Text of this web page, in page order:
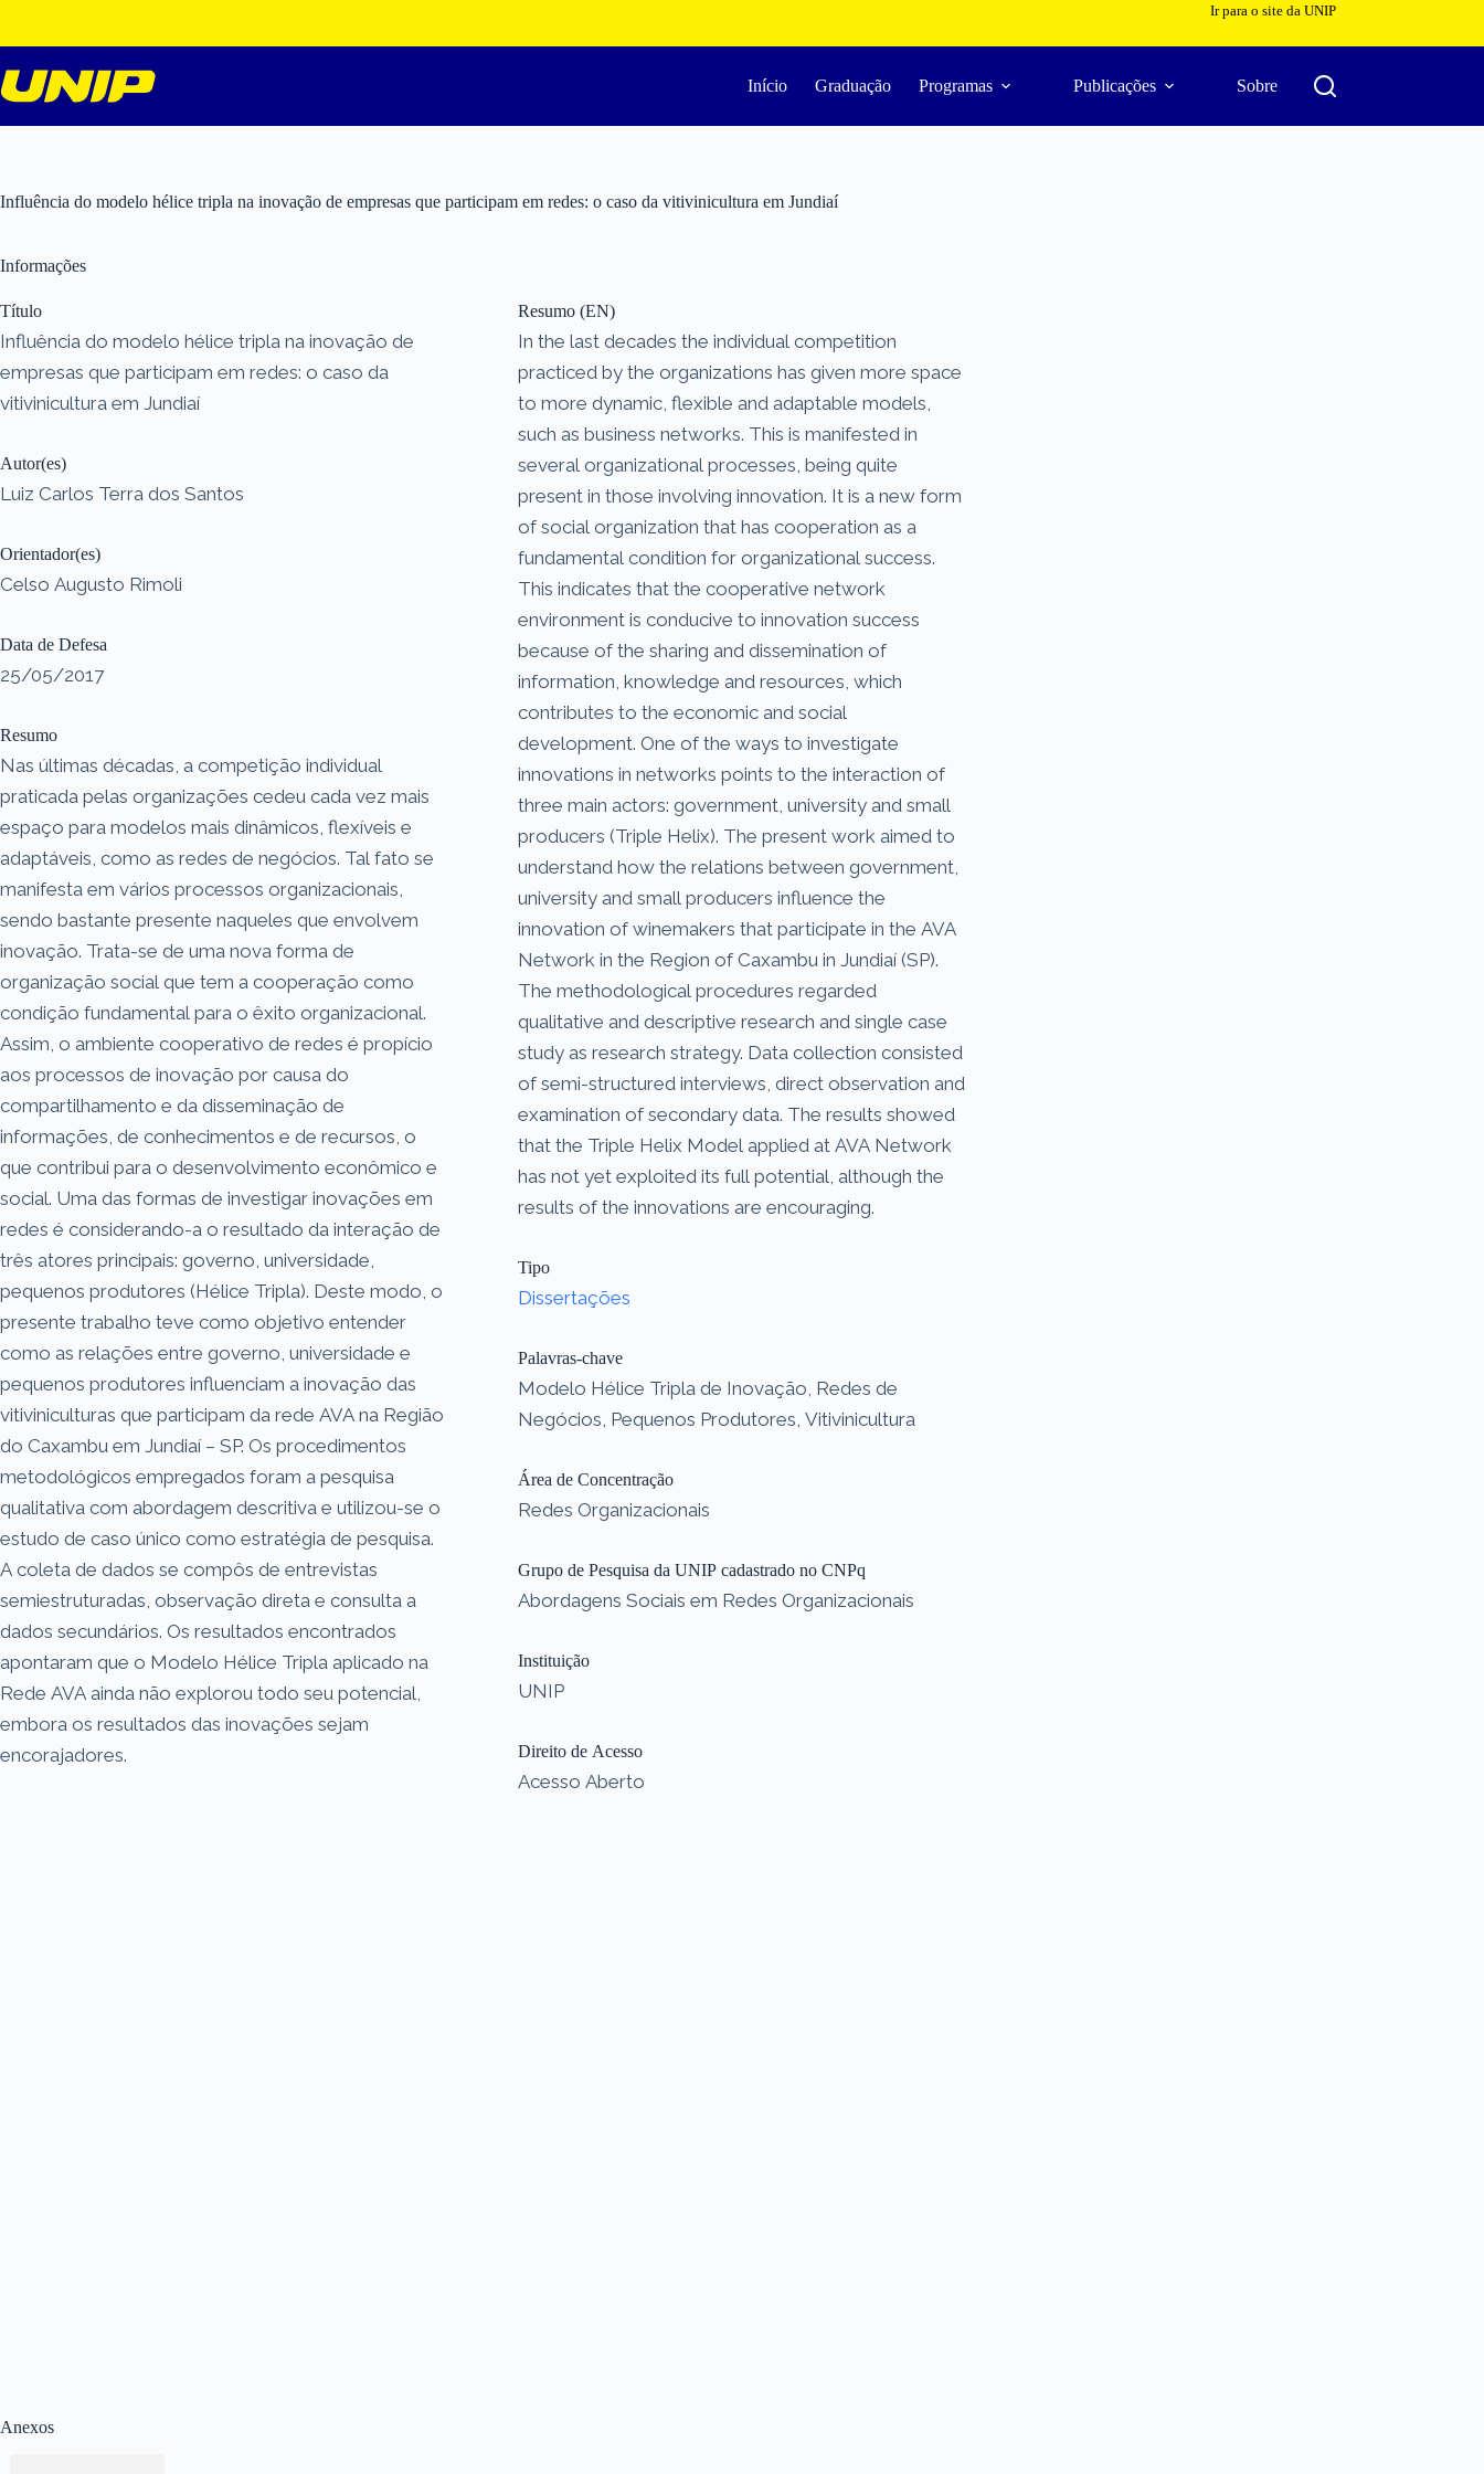
o
conteúdo
Ir para o site da UNIP
Início Graduação Programas Publicações Sobre
Influência do modelo hélice tripla na inovação de empresas que participam em redes: o caso da vitivinicultura em Jundiaí
Anexos
Informações
Título
Influência do modelo hélice tripla na inovação de
empresas que participam em redes: o caso da
vitivinicultura em Jundiaí
Autor(es)
Luiz Carlos Terra dos Santos
Orientador(es)
Celso Augusto Rimoli
Data de Defesa
25/05/2017
Resumo
Nas últimas décadas, a competição individual
praticada pelas organizações cedeu cada vez mais
espaço para modelos mais dinâmicos, flexíveis e
adaptáveis, como as redes de negócios. Tal fato se
manifesta em vários processos organizacionais,
sendo bastante presente naqueles que envolvem
inovação. Trata-se de uma nova forma de
organização social que tem a cooperação como
condição fundamental para o êxito organizacional.
Assim, o ambiente cooperativo de redes é propício
aos processos de inovação por causa do
compartilhamento e da disseminação de
informações, de conhecimentos e de recursos, o
que contribui para o desenvolvimento econômico e
social. Uma das formas de investigar inovações em
redes é considerando-a o resultado da interação de
três atores principais: governo, universidade,
pequenos produtores (Hélice Tripla). Deste modo, o
presente trabalho teve como objetivo entender
como as relações entre governo, universidade e
pequenos produtores influenciam a inovação das
vitiviniculturas que participam da rede AVA na Região
do Caxambu em Jundiaí – SP. Os procedimentos
metodológicos empregados foram a pesquisa
qualitativa com abordagem descritiva e utilizou-se o
estudo de caso único como estratégia de pesquisa.
A coleta de dados se compôs de entrevistas
semiestruturadas, observação direta e consulta a
dados secundários. Os resultados encontrados
apontaram que o Modelo Hélice Tripla aplicado na
Rede AVA ainda não explorou todo seu potencial,
embora os resultados das inovações sejam
encorajadores.
Resumo (EN)
In the last decades the individual competition
practiced by the organizations has given more space
to more dynamic, flexible and adaptable models,
such as business networks. This is manifested in
several organizational processes, being quite
present in those involving innovation. It is a new form
of social organization that has cooperation as a
fundamental condition for organizational success.
This indicates that the cooperative network
environment is conducive to innovation success
because of the sharing and dissemination of
information, knowledge and resources, which
contributes to the economic and social
development. One of the ways to investigate
innovations in networks points to the interaction of
three main actors: government, university and small
producers (Triple Helix). The present work aimed to
understand how the relations between government,
university and small producers influence the
innovation of winemakers that participate in the AVA
Network in the Region of Caxambu in Jundiaí (SP).
The methodological procedures regarded
qualitative and descriptive research and single case
study as research strategy. Data collection consisted
of semi-structured interviews, direct observation and
examination of secondary data. The results showed
that the Triple Helix Model applied at AVA Network
has not yet exploited its full potential, although the
results of the innovations are encouraging.
Tipo
Dissertações
Palavras-chave
Modelo Hélice Tripla de Inovação, Redes de
Negócios, Pequenos Produtores, Vitivinicultura
Área de Concentração
Redes Organizacionais
Grupo de Pesquisa da UNIP cadastrado no CNPq
Abordagens Sociais em Redes Organizacionais
Instituição
UNIP
Direito de Acesso
Acesso Aberto